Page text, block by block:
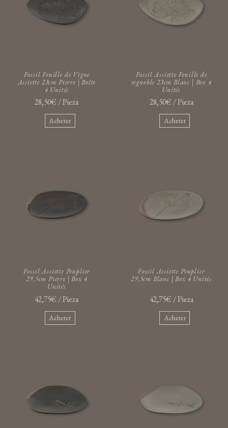
Fossil Feuille de Vigne
Assiette 23cm Pierre | Boîte
4 Unités
28,50€ / Pieza
Acheter
Fossil Assiette Feuille de
vignoble 23cm Blanc | Box 4
Unités
28,50€ / Pieza
Acheter
Fossil Assiette Peuplier
29,5cm Pierre | Box 4
Unités
42,75€ / Pieza
Acheter
Fossil Assiette Peuplier
29,5cm Blanc | Box 4 Unités
42,75€ / Pieza
Acheter